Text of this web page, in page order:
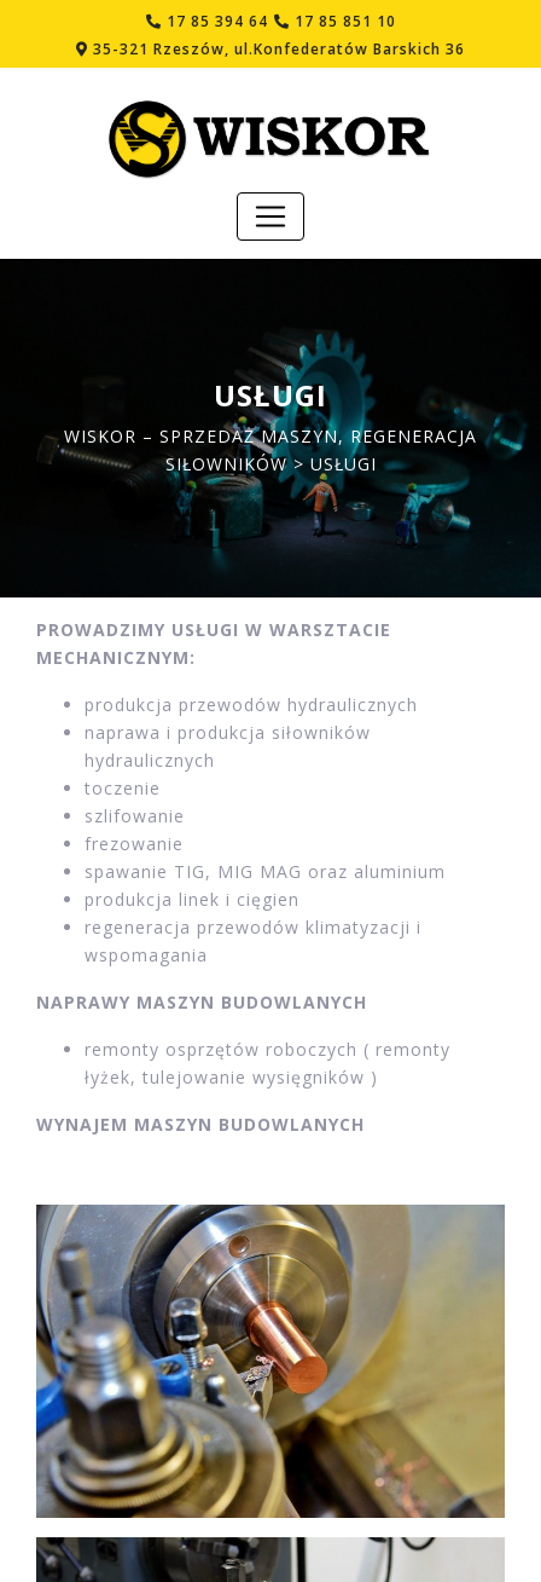
17 85 394 64
17 85 851 10
35-321 Rzeszów, ul.Konfederatów Barskich 36
USŁUGI
WISKOR – SPRZEDAŻ MASZYN, REGENERACJA
SIŁOWNIKÓW> USŁUGI
PROWADZIMY USŁUGI W WARSZTACIE
MECHANICZNYM:
produkcja przewodów hydraulicznych
naprawa i produkcja siłowników
hydraulicznych
toczenie
szlifowanie
frezowanie
spawanie TIG, MIG MAG oraz aluminium
produkcja linek i cięgien
regeneracja przewodów klimatyzacji i
wspomagania
NAPRAWY MASZYN BUDOWLANYCH
remonty osprzętów roboczych ( remonty
łyżek, tulejowanie wysięgników )
WYNAJEM MASZYN BUDOWLANYCH